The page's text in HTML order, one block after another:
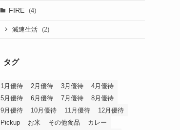
FIRE (4)
減速生活 (2)
タグ
1月優待 2月優待 3月優待
4月優待
5月優待
6月優待 7月優待
8月優待
9月優待
10月優待 11月優待
12月優待
Pickup
お米 その他食品
カレー